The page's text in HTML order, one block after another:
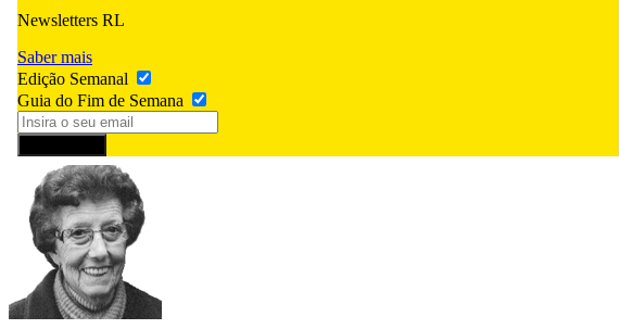
Newsletters RL
Saber mais
Edição Semanal
Guia do Fim de Semana